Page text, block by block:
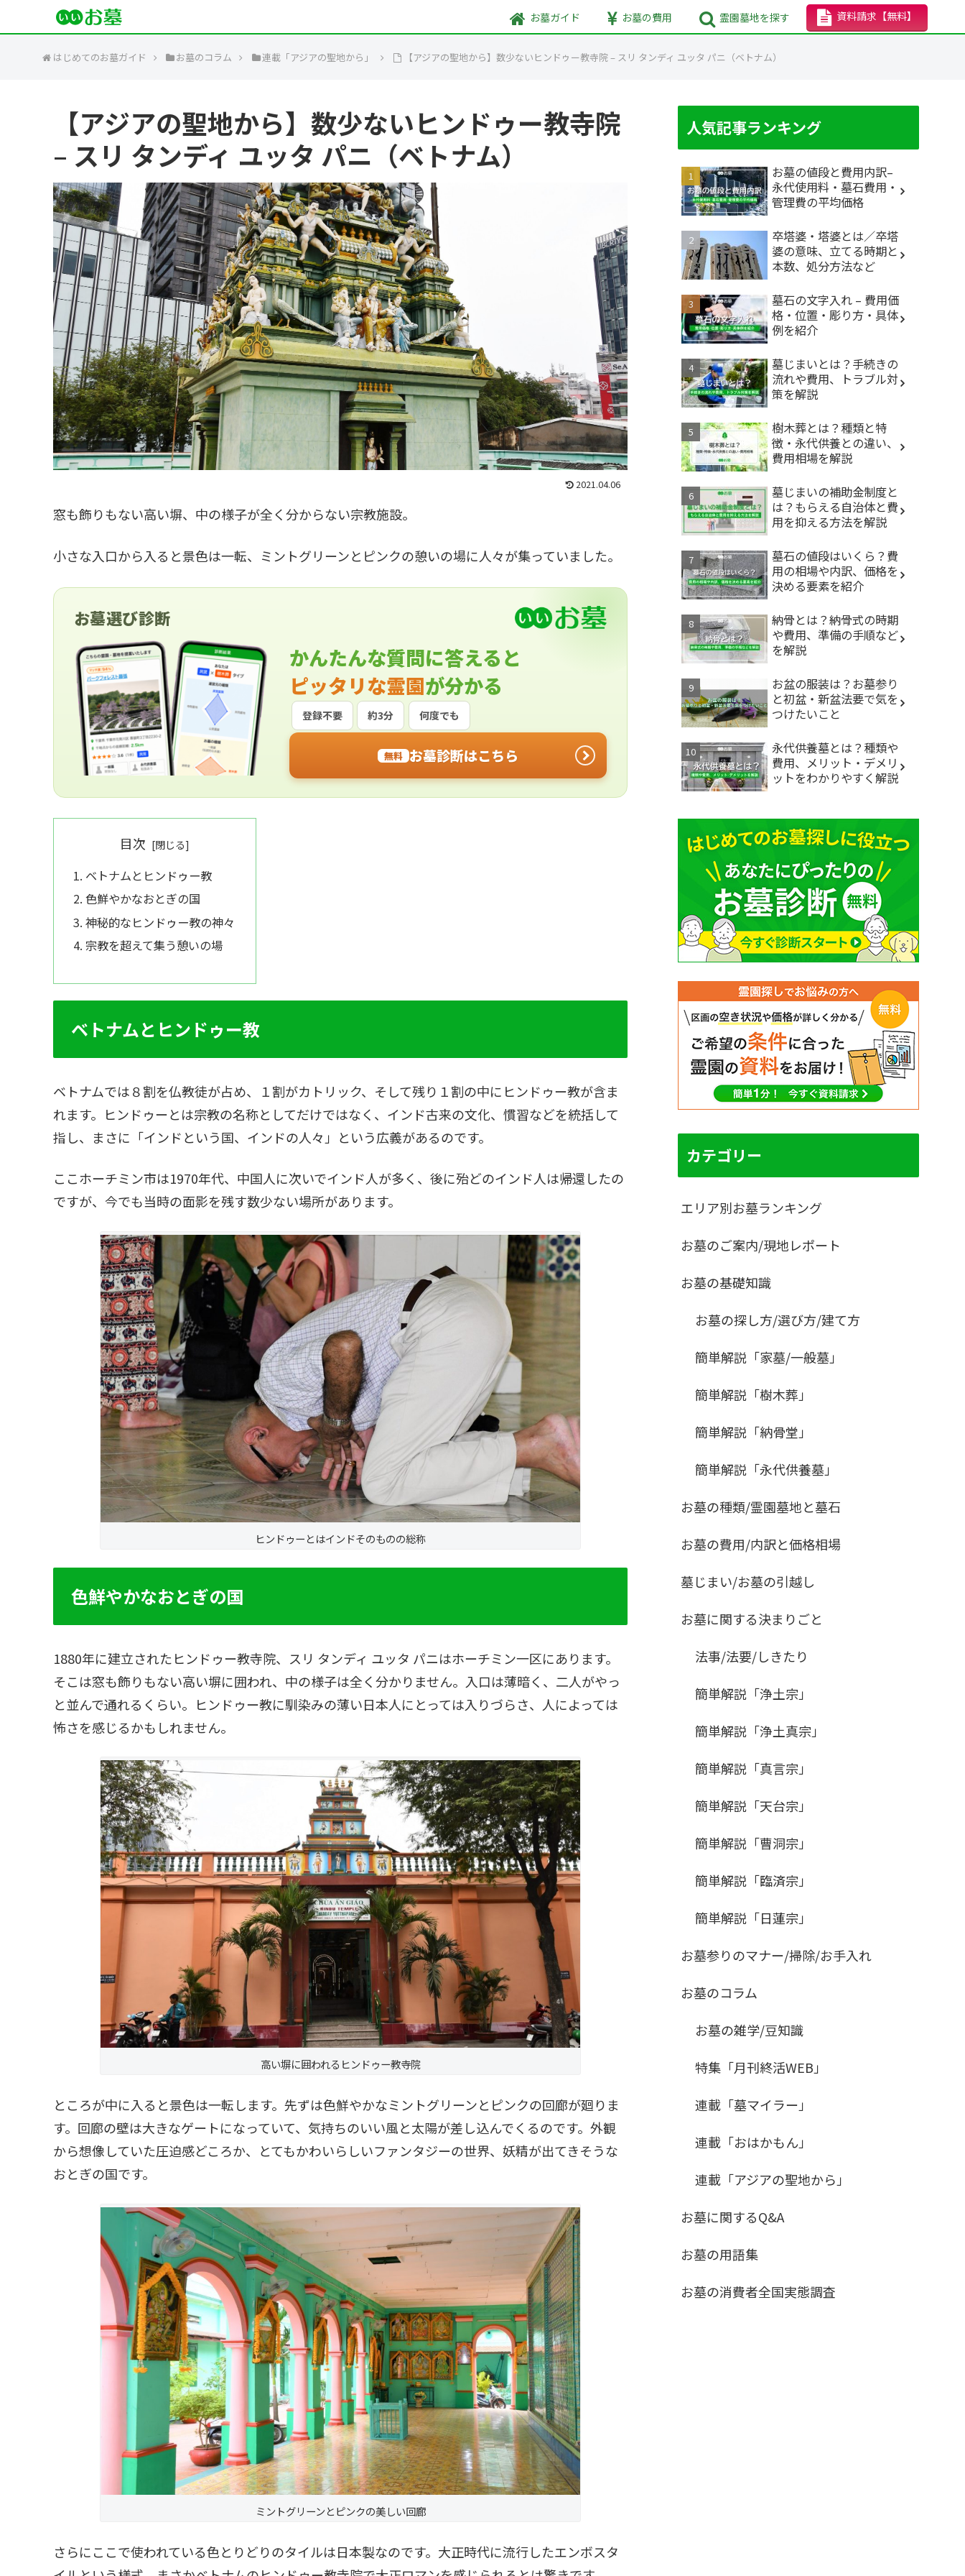
お墓ガイド お墓の費用 霊園墓地を探す 資料請求 【無料】
はじめてのお墓ガイド お墓のコラム 連載「アジアの聖地から」 【アジアの聖地から】数少ないヒンドゥー教寺院 – スリ タンディ ユッタ パニ（ベトナム）
【アジアの聖地から】数少ないヒンドゥー教寺院
– スリ タンディ ユッタ パニ（ベトナム）
2021.04.06
窓も飾りもない高い塀、中の様子が全く分からない宗教施設。
小さな入口から入ると景色は一転、ミントグリーンとピンクの憩いの場に人々が集っていました。
お墓選び診断
かんたんな質問に答えると
ピッタリな霊園が分かる
登録不要 約3分 何度でも
無料 お墓診断はこちら
目次
ベトナムとヒンドゥー教
色鮮やかなおとぎの国
神秘的なヒンドゥー教の神々
宗教を超えて集う憩いの場
ベトナムとヒンドゥー教
ベトナムでは８割を仏教徒が占め、１割がカトリック、そして残り１割の中にヒンドゥー教が含ま
れます。ヒンドゥーとは宗教の名称としてだけではなく、インド古来の文化、慣習などを統括して
指し、まさに「インドという国、インドの人々」という広義があるのです。
ここホーチミン市は1970年代、中国人に次いでインド人が多く、後に殆どのインド人は帰還したの
ですが、今でも当時の面影を残す数少ない場所があります。
ヒンドゥーとはインドそのものの総称
色鮮やかなおとぎの国
1880年に建立されたヒンドゥー教寺院、スリ タンディ ユッタ パニはホーチミン一区にあります。
そこは窓も飾りもない高い塀に囲われ、中の様子は全く分かりません。入口は薄暗く、二人がやっ
と並んで通れるくらい。ヒンドゥー教に馴染みの薄い日本人にとっては入りづらさ、人によっては
怖さを感じるかもしれません。
高い塀に囲われるヒンドゥー教寺院
ところが中に入ると景色は一転します。先ずは色鮮やかなミントグリーンとピンクの回廊が廻りま
す。回廊の壁は大きなゲートになっていて、気持ちのいい風と太陽が差し込んでくるのです。外観
から想像していた圧迫感どころか、とてもかわいらしいファンタジーの世界、妖精が出てきそうな
おとぎの国です。
ミントグリーンとピンクの美しい回廊
さらにここで使われている色とりどりのタイルは日本製なのです。大正時代に流行したエンボスタ
人気記事ランキング
お墓の値段と費用内訳–
永代使用料・墓石費用・
管理費の平均価格
卒塔婆・塔婆とは／卒塔
婆の意味、立てる時期と
本数、処分方法など
墓石の文字入れ – 費用価
格・位置・彫り方・具体
例を紹介
墓じまいとは？手続きの
流れや費用、トラブル対
策を解説
樹木葬とは？種類と特
徴・永代供養との違い、
費用相場を解説
墓じまいの補助金制度と
は？もらえる自治体と費
用を抑える方法を解説
墓石の値段はいくら？費
用の相場や内訳、価格を
決める要素を紹介
納骨とは？納骨式の時期
や費用、準備の手順など
を解説
お盆の服装は？お墓参り
と初盆・新盆法要で気を
つけたいこと
永代供養墓とは？種類や
費用、メリット・デメリ
ットをわかりやすく解説
カテゴリー
エリア別お墓ランキング
お墓のご案内/現地レポート
お墓の基礎知識
お墓の探し方/選び方/建て方
簡単解説「家墓/一般墓」
簡単解説「樹木葬」
簡単解説「納骨堂」
簡単解説「永代供養墓」
お墓の種類/霊園墓地と墓石
お墓の費用/内訳と価格相場
墓じまい/お墓の引越し
お墓に関する決まりごと
法事/法要/しきたり
簡単解説「浄土宗」
簡単解説「浄土真宗」
簡単解説「真言宗」
簡単解説「天台宗」
簡単解説「曹洞宗」
簡単解説「臨済宗」
簡単解説「日蓮宗」
お墓参りのマナー/掃除/お手入れ
お墓のコラム
お墓の雑学/豆知識
特集「月刊終活WEB」
連載「墓マイラー」
連載「おはかもん」
連載「アジアの聖地から」
お墓に関するQ&A
お墓の用語集
お墓の消費者全国実態調査